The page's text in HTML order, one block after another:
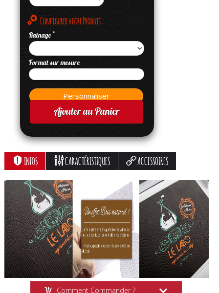
Configurer votre Produit :
Rainage *
Format sur mesure
Ajouter au Panier
INFOS CARACTÉRISTIQUES ACCESSOIRES
Comment Commander ?